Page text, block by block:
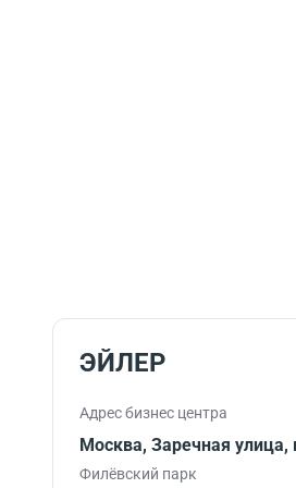
ЭЙЛЕР
Адрес бизнес центра
Москва, Заречная улица,
Филёвский парк